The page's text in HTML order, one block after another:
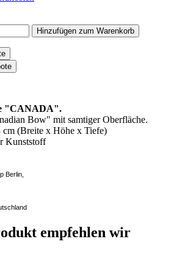
Hinzufügen zum Warenkorb
"CANADA".
Bow" mit samtiger Oberfläche.
cm (Breite x Höhe x Tiefe)
Kunststoff
Berlin,
empfehlen wir